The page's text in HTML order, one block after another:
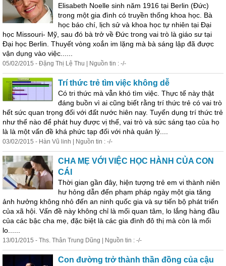
Elisabeth Noelle sinh năm 1916 tại Berlin (Đức)
trong một gia đình có truyền thống khoa học. Bà
học báo chí, lịch sử và khoa học tự nhiên tại Đại
học Missouri- Mỹ, sau đó bà trở về Đức trong vai trò là giáo sư tại
Đại học Berlin. Thuyết vòng xoắn im lặng mà bà sáng lập đã được
vận dụng vào việc......
05/02/2015 - Đặng Thị Lệ Thu | Nguồn tin : -/-
Trí thức trẻ tìm việc không dễ
Có tri thức mà vẫn khó tìm việc. Thực tế này thật
đáng buồn vì ai cũng biết rằng trí thức trẻ có vai trò
hết sức quan trọng đối với đất nước hiên nay. Tuyển dụng trí thức trẻ
như thế nào để phát huy được vị thế, vai trò và sức sáng tạo của họ
là là một vấn đề khá phức tạp đối với nhà quản lý....
03/02/2015 - Hàn Vũ linh | Nguồn tin : -/-
CHA MẸ VỚI VIỆC HỌC HÀNH CỦA CON
CÁI
Thời gian gần đây, hiện tượng trẻ em vi thành niên
hư hỏng dẫn đến phạm pháp ngày một gia tăng
ảnh hưởng không nhỏ đến an ninh quốc gia và sự tiến bộ phát triển
của xã hội. Vấn đề này không chỉ là mối quan tâm, lo lắng hàng đầu
của các bậc cha mẹ, đặc biệt là các gia đình đô thị mà còn là mối
lo......
13/01/2015 - Ths. Thân Trung Dũng | Nguồn tin : -/-
Con đường trở thành thần đồng của cậu